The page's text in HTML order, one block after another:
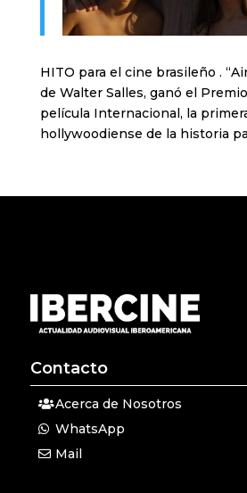
HITO para el cine brasileño .
de Walter Salles, ganó el
película Internacional, la
hollywoodiense de la historia
Contacto
Acerca de Nosotros
WhatsApp
Mail